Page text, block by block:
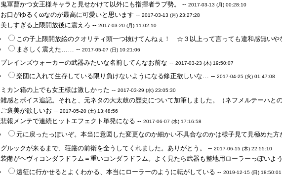
鬼軍曹かつ女王様キャラと見せかけて以外にも指揮者ラブ勢。 --2017-03-13 (月) 00:28:10
お口がゆるくωなのが最高に可愛いと思います --2017-03-13 (月) 23:27:28
美しすぎる上限開放後に震えろ --2017-03-20 (月) 11:02:10
この子上限開放絵のクオリティ頭一つ抜けてんねぇ！ ☆３以上って言っても違和感無い
まさしく震えた…… --2017-05-07 (日) 10:21:06
プレインズウォーカーの武器みたいな名前してんなお前な --2017-03-23 (木) 19:50:07
楽団に入れて生存している限り負けないようになる修正欲しいな… --2017-04-25 (火) 01:47:08
ミカン箱の上でも女王様は激しかった --2017-03-29 (水) 23:05:30
雑感とボイス追記。それと、元ネタの大太鼓の歴史について加筆しました。（ネフメルテーハと
ご褒美が欲しいお --2017-05-20 (土) 13:48:56
悲報メンテで連続ヒットエフェクト単発になる --2017-06-07 (水) 17:16:58
元に戻ったっぽいぞ。本当に意図した変更なのか細かい不具合なのかは様子見て見極めた
グルックが来るまで、荘厳の前衛を全うしてくれました。ありがとう。 --2017-06-15 (木) 22:55:10
装備がヘヴィコンダラドラム＝重いコンダラドラム。よく見たら武器も整地用ローラーっぽいよ
遠征に行かせるとよくわかる、本当にローラーのように転がしている --2019-12-15 (日) 18:50:01